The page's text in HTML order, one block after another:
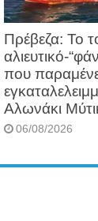
Πρέβεζα: Το
αλιευτικό-
που
Αλωνάκι
06/08/2026